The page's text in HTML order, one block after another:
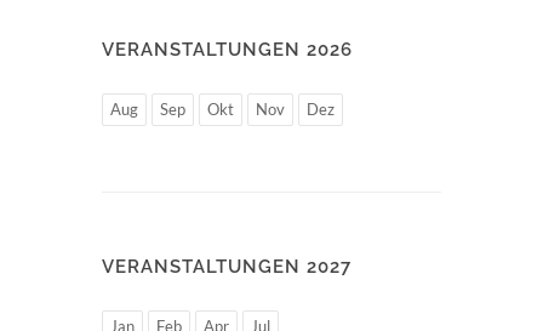
VERANSTALTUNGEN 2026
Aug Sep Okt Nov Dez
VERANSTALTUNGEN 2027
Jan Feb Apr Jul